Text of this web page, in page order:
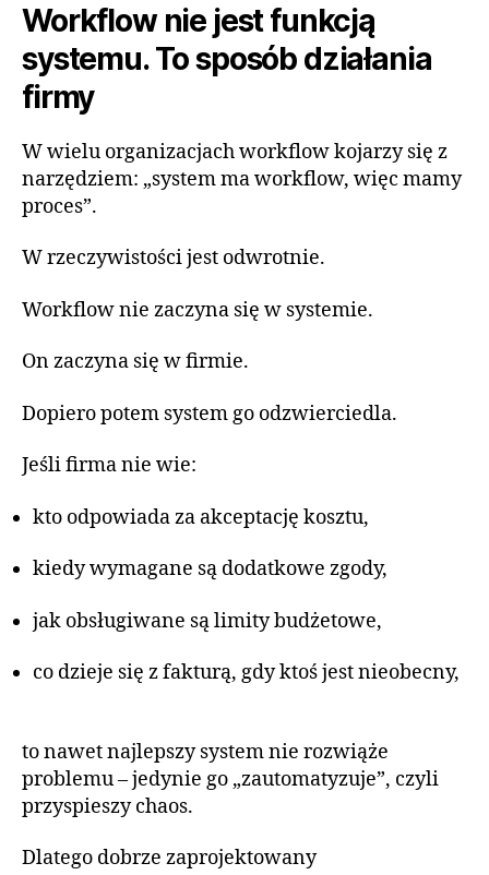
Workflow nie jest funkcją
systemu. To sposób działania
firmy
W wielu organizacjach workflow kojarzy się z
narzędziem: „system ma workflow, więc mamy
proces”.
W rzeczywistości jest odwrotnie.
Workflow nie zaczyna się w systemie.
On zaczyna się w firmie.
Dopiero potem system go odzwierciedla.
Jeśli firma nie wie:
kto odpowiada za akceptację kosztu,
kiedy wymagane są dodatkowe zgody,
jak obsługiwane są limity budżetowe,
co dzieje się z fakturą, gdy ktoś jest nieobecny,
to nawet najlepszy system nie rozwiąże
problemu – jedynie go „zautomatyzuje”, czyli
przyspieszy chaos.
Dlatego dobrze zaprojektowany